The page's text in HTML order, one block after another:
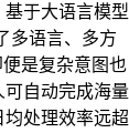
于大语言模型
多语言、多方
是复杂意图也
可自动完成海量
处理效率远超